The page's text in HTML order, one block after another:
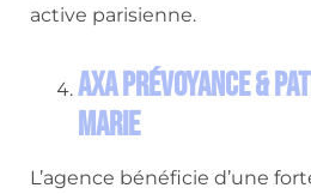
active parisienne.
AXA Prévoyance &
MARIE
L’agence bénéficie d’une